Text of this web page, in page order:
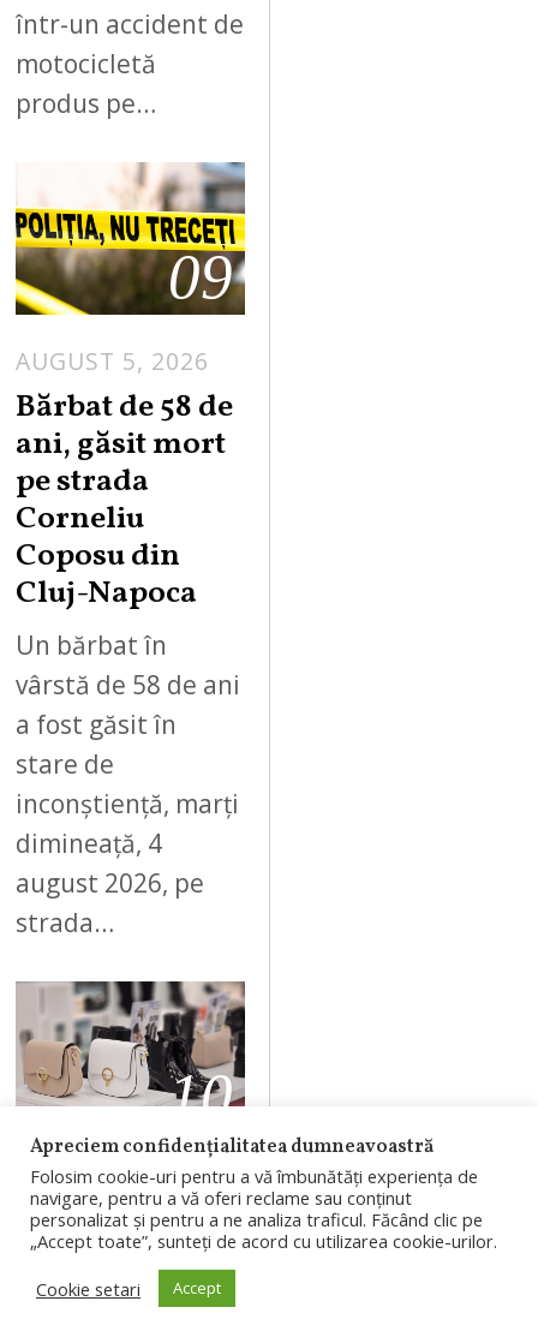
într-un accident de
motocicletă
produs pe…
09
AUGUST 5, 2026
Bărbat de 58 de
ani, găsit mort
pe strada
Corneliu
Coposu din
Cluj-Napoca
Un bărbat în
vârstă de 58 de ani
a fost găsit în
stare de
inconștiență, marți
dimineață, 4
august 2026, pe
strada…
10
AUGUST 4, 2026
Branduri
românești, în
proiectul
Apreciem confidențialitatea dumneavoastră
Folosim cookie-uri pentru a vă îmbunătăți experiența de
navigare, pentru a vă oferi reclame sau conținut
personalizat și pentru a ne analiza traficul. Făcând clic pe
„Accept toate”, sunteți de acord cu utilizarea cookie-urilor.
Cookie setari
Accept